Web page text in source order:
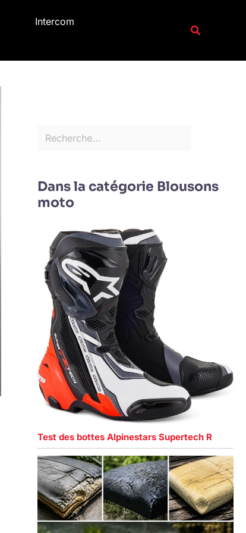
Intercom
e
rDans la catégorie Blousons
moto
Test des bottes Alpinestars Supertech R